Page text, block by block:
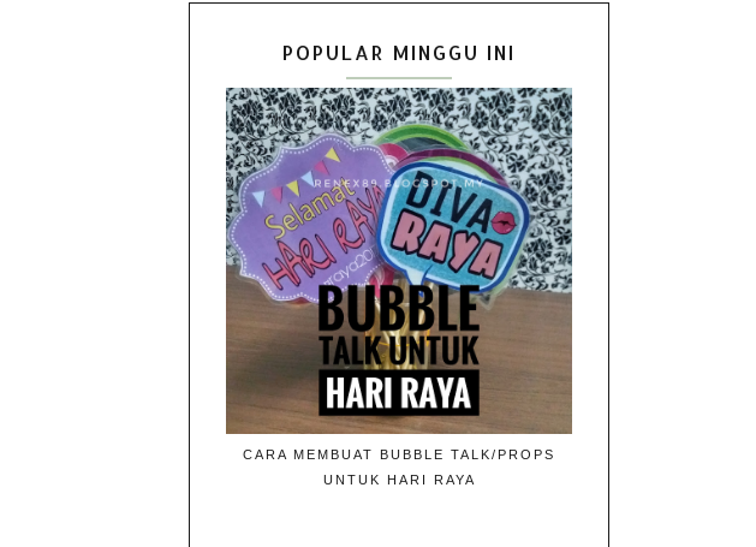
POPULAR MINGGU INI
CARA MEMBUAT BUBBLE TALK/PROPS
UNTUK HARI RAYA